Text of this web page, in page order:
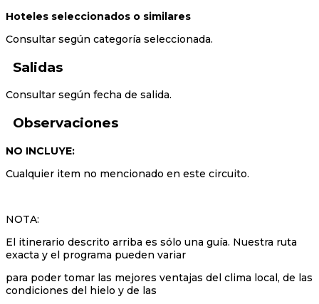
Hoteles seleccionados o similares
Consultar según categoría seleccionada.
Salidas
Consultar según fecha de salida.
Observaciones
NO INCLUYE:
Cualquier item no mencionado en este circuito.
NOTA:
El itinerario descrito arriba es sólo una guía. Nuestra ruta
exacta y el programa pueden variar
para poder tomar las mejores ventajas del clima local, de las
condiciones del hielo y de las